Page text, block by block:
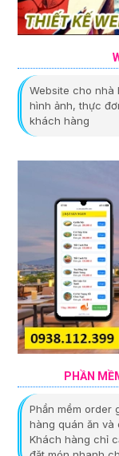
Website cho nhà
hình ảnh, thực
khách hàng
PHẦN
Phần mềm order
hàng quán ăn và
Khách hàng chỉ